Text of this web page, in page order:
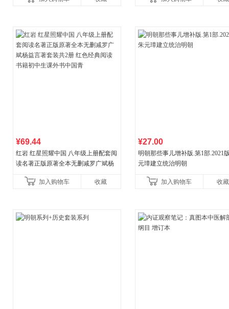
¥69.44
红岩 红星照耀中国 八年级上册配套阅
读名著正版原著全本无删减罗广斌杨
初中生课外书中国青
加入购物车 收藏
¥27.00
明朝那些事儿增补版.第1部.2021
元璋建立统治明朝
加入购物车 收藏